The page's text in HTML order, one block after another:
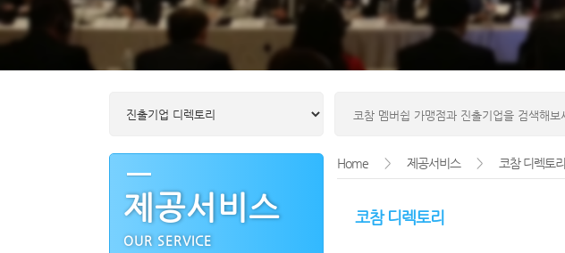
제공서비스
OUR SERVICE
Home > 제공서비스 > 코참 디렉토리
코참 디렉토리